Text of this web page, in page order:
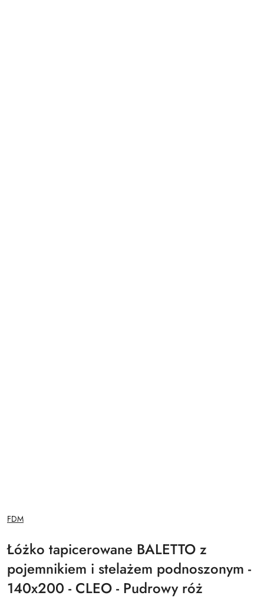
NAZWA
PRODUCENTA:
FDM
Łóżko tapicerowane BALETTO z
pojemnikiem i stelażem podnoszonym -
140x200 - CLEO - Pudrowy róż